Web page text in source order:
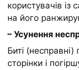
користувачів із
на його
– Усунення
Биті
сторінки і